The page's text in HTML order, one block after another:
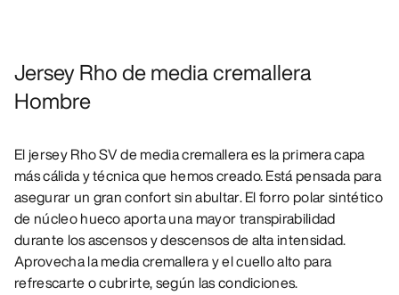
Jersey Rho de media cremallera
Hombre
El jersey Rho SV de media cremallera es la primera capa
más cálida y técnica que hemos creado. Está pensada para
asegurar un gran confort sin abultar. El forro polar sintético
de núcleo hueco aporta una mayor transpirabilidad
durante los ascensos y descensos de alta intensidad.
Aprovecha la media cremallera y el cuello alto para
refrescarte o cubrirte, según las condiciones.